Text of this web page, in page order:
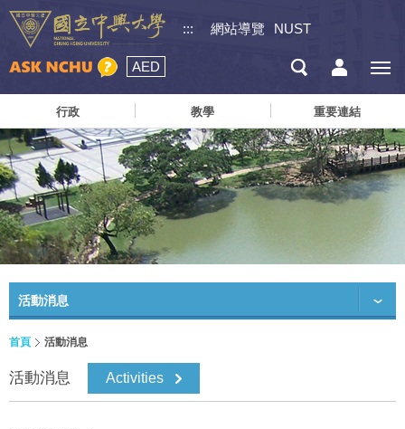
::: 網站導覽 NUST
AED
行政 教學 重要連結
活動消息
首頁 活動消息
活動消息 Activities